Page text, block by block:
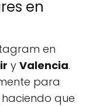
en
en
y Valencia.
para
que